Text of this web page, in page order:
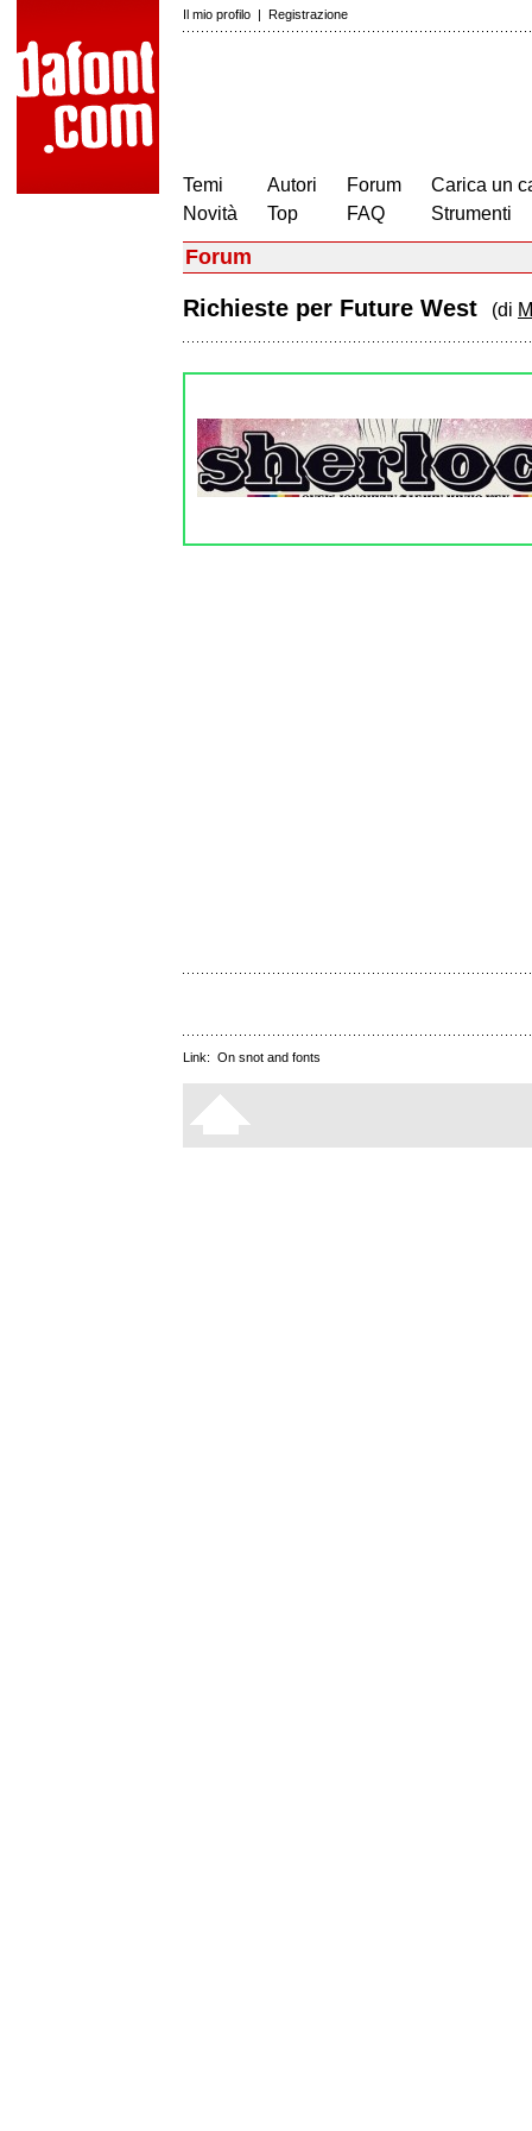
Il mio profilo | Registrazione
Temi
Novità
Autori
Top
Forum
FAQ
Carica un
Strumenti
Forum
Richieste per Future West (di
Link: On snot and fonts